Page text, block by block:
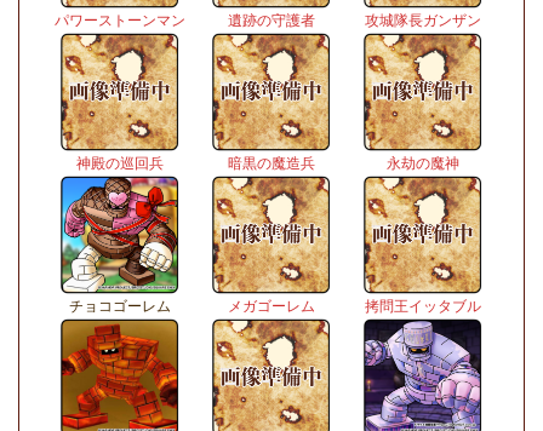
パワーストーンマン 遺跡の守護者 攻城隊長ガンザン
神殿の巡回兵 暗黒の魔造兵 永劫の魔神
チョコゴーレム メガゴーレム 拷問王イッタブル